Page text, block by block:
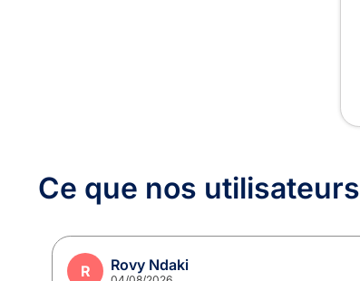
Ce que nos utilisateurs
R Rovy Ndaki